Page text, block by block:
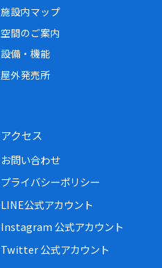
施設内マップ
空間のご案内
設備・機能
屋外発売所
アクセス
お問い合わせ
プライバシーポリシー
LINE公式アカウント
Instagram 公式アカウント
Twitter 公式アカウント